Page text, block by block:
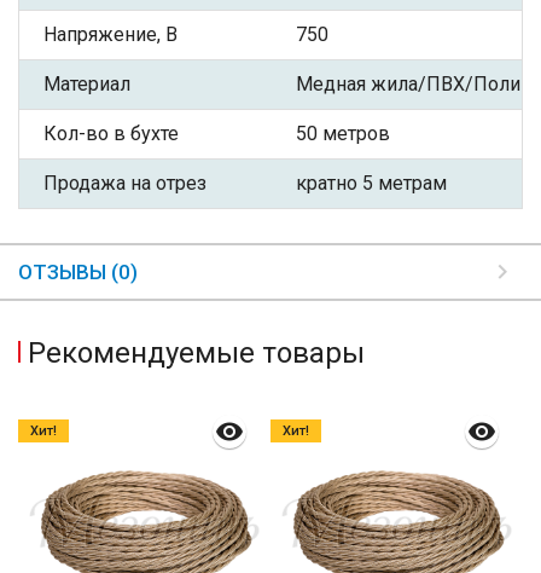
Напряжение, В 750
Материал Медная жила/ПВХ/
Кол-во в бухте 50 метров
Продажа на отрез кратно 5 метрам
ОТЗЫВЫ (0)
Рекомендуемые товары
Хит! Хит!